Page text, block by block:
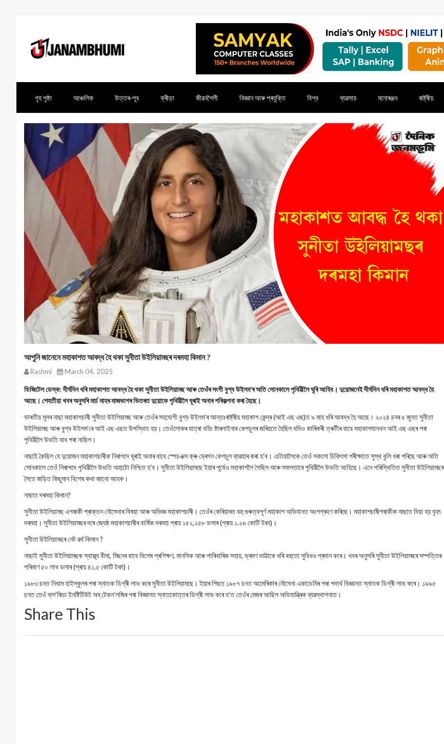
গৃহ পৃষ্ঠা আঞ্চলিক উত্তৰ-পূব ক্ৰীড়া জীৱনশৈলী বিজ্ঞান আৰু প্ৰযুক্তি বিশ্ব ব্যৱসায় মনোৰঞ্জন ৰাষ্ট্ৰীয়
আপুনি জানেনে মহাকাশত আবদ্ধ হৈ থকা সুনীতা উইলিয়ামছৰ দৰমহা কিমান ?
Rashmi March 04, 2025
ডিজিটেল ডেস্ক: দীৰ্ঘদিন ধৰি মহাকাশত আবদ্ধ হৈ থকা সুনীতা উইলিয়ামছ আৰু তেওঁৰ সংগী বুশ্ব উইলম’ৰ অতি সোনকালে পৃথিৱীলৈ ঘূৰি আহিব। দুয়োজনেই দীৰ্ঘদিন ধৰি মহাকাশত আবদ্ধ হৈ
আছে। শেহতীয়া খবৰ অনুসৰি মাৰ্চ মাহৰ মাজভাগৰ ভিতৰত দুয়োকে পৃথিৱীলৈ ঘূৰাই অনাৰ পৰিকল্পনা কৰা হৈছে।
ভাৰতীয় মূলৰ নাছা মহাকাশচাৰী সুনীতা উইলিয়ামছ আৰু তেওঁৰ সহযোগী বুশ্ব উইলম’ৰ আন্তঃৰাষ্ট্ৰীয় মহাকাশ কেন্দ্ৰ (আই এছ এছ)ত ৯ মাহ ধৰি আবদ্ধ হৈ আছে। ২০২৪ চনৰ ৫ জুনত সুনীতা
উইলিয়ামছ আৰু বুশ্ব উইলম’ৰে আই এছ এছত উপস্থিত হয়। তেওঁলোকৰ যাত্ৰা বয়িং ষ্টাৰলাইনাৰ কেপচুলৰ জৰিয়তে হৈছিল যদিও কাৰিকৰী ত্ৰুটীৰ বাবে মহাকাশযানখন আই এছ এছৰ পৰা
পৃথিৱীলৈ উভতি যাব পৰা নাছিল।
নাছাই কৈছিল যে দুয়োজন মহাকাশচাৰীক নিৰাপদে ঘূৰাই অনাৰ বাবে স্পেচএক্স ক্ৰু ড্ৰেগন কেপচুল ব্যৱহাৰ কৰা হ’ব। এতিয়ালৈকে তেওঁ সকলো চিকিৎসা পৰীক্ষাতে সুস্থ বুলি ধৰা পৰিছে আৰু অতি
সোনকালে তেওঁ নিৰাপদে পৃথিৱীলৈ উভতি অহাটো নিশ্চিত হ’ব। সুনীতা উইলিয়ামছে ইয়াৰ পূৰ্বেও মহাকাশলৈ গৈছিল আৰু সফলতাৰে পৃথিৱীলৈ উভতি আহিছে। এনে পৰিস্থিতিত সুনীতা উইলিয়ামছৰ
সৈতে জড়িত কিছুমান বিশেষ কথা জানো আহক।
নাছাত দৰমহা কিমান?
সুনীতা উইলিয়ামছ এগৰাকী প্ৰাক্তন নৌসেনাৰ বিষয়া আৰু অভিজ্ঞ মহাকাশচাৰী। তেওঁৰ কেৰিয়াৰত বহু গুৰুত্বপূৰ্ণ মহাকাশ অভিযানত অংশগ্ৰহণ কৰিছে। মহাকাশচাৰীগৰাকীক নাছাত দিয়া হয় বৃহৎ
দৰমহা। সুনীতা উইলিয়ামছৰ দৰে জ্যেষ্ঠ মহাকাশচাৰীৰ বাৰ্ষিক দৰমহা প্ৰায় ১৫২,২৫৮ ডলাৰ (প্ৰায় ১.২৬ কোটি টকা)।
সুনীতা উইলিয়ামছৰ নেট ৱৰ্থ কিমান ?
নাছাই সুনীতা উইলিয়ামছক স্বাস্থ্য বীমা, মিছনৰ বাবে বিশেষ প্ৰশিক্ষণ, মানসিক আৰু পাৰিবাৰিক সহায়, ভ্ৰমণ ভাট্টাকে ধৰি বহুতো সুবিধও প্ৰদান কৰে। খবৰ অনুসৰি সুনীতা উইলিয়ামছৰ সম্পত্তিৰ
পৰিমাণ ৫০ লাখ ডলাৰ (প্ৰায় ৪১.৫ কোটি টকা)।
১৯৮৩ চনত নিধাম হাইস্কুলৰ পৰা স্নাতক ডিগ্ৰী লাভ কৰে সুনীতা উইলিয়ামছে। ইয়াৰ পিছত ১৯৮৭ চনত আমেৰিকাৰ নৌসেনা একাডেমিৰ পৰা পদাৰ্থ বিজ্ঞানত স্নাতক ডিগ্ৰী লাভ কৰে। ১৯৯৫
চনত তেওঁ ফ্ল’ৰিডা ইনষ্টিটিউট অব্ টেকন’লজিৰ পৰা বিজ্ঞানত স্নাতকোত্তৰ ডিগ্ৰী লাভ কৰে য’ত তেওঁৰ মেজৰ আছিল অভিযান্ত্ৰিক ব্যৱস্থাপনাত।
Share This